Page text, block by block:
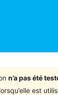
n’a pas été
est